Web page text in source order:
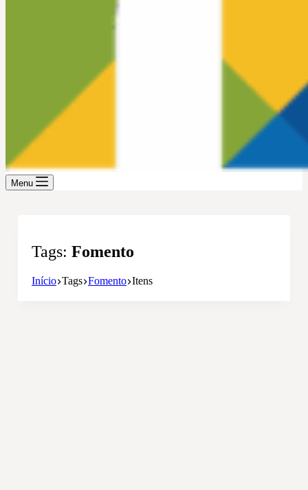
Menu
Tags Fomento
Início Tags Fomento Itens